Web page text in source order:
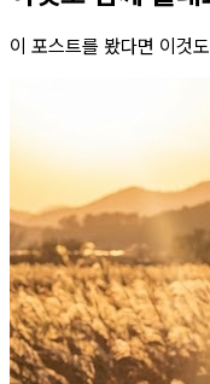
이 포스트를 봤다면 이것